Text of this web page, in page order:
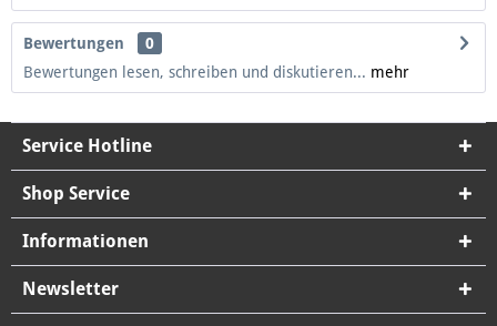
Bewertungen
0
Bewertungen lesen, schreiben und diskutieren... mehr
Service Hotline
Shop Service
Informationen
Newsletter